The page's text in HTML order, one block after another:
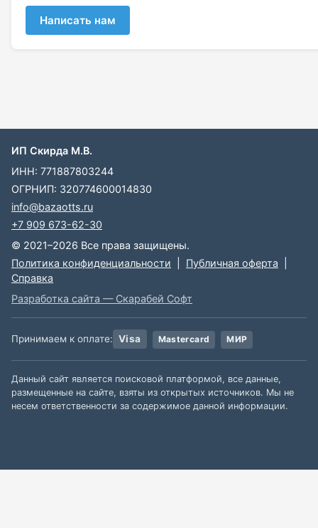
Написать нам
ИП Скирда М.В.
ИНН: 771887803244
ОГРНИП: 320774600014830
info@bazaotts.ru
+7 909 673-62-30
© 2021–2026 Все права защищены.
Политика конфиденциальности
Публичная оферта
Справка
Разработка сайта — Скарабей Софт
Принимаем к оплате: Visa Mastercard МИР
Данный сайт является поисковой платформой, все данные,
размещенные на сайте, взяты из открытых источников. Мы не
несем ответственности за содержимое данной информации.